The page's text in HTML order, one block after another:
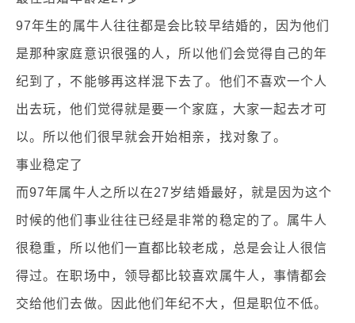
97年生的属牛人往往都是会比较早结婚的，因为他们
是那种家庭意识很强的人，所以他们会觉得自己的年
纪到了，不能够再这样混下去了。他们不喜欢一个人
出去玩，他们觉得就是要一个家庭，大家一起去才可
以。所以他们很早就会开始相亲，找对象了。
事业稳定了
而97年属牛人之所以在27岁结婚最好，就是因为这个
时候的他们事业往往已经是非常的稳定的了。属牛人
很稳重，所以他们一直都比较老成，总是会让人很信
得过。在职场中，领导都比较喜欢属牛人，事情都会
交给他们去做。因此他们年纪不大，但是职位不低。